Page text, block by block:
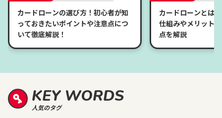
カードローンの選び方！初心者が知
っておきたいポイントや注意点につ
いて徹底解説！
カードローンとは
仕組みやメリット
点を解説
KEY WORDS
人気のタグ